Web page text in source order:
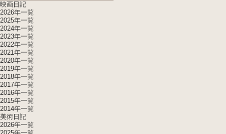
映画日記
2026年一覧
2025年一覧
2024年一覧
2023年一覧
2022年一覧
2021年一覧
2020年一覧
2019年一覧
2018年一覧
2017年一覧
2016年一覧
2015年一覧
2014年一覧
美術日記
2026年一覧